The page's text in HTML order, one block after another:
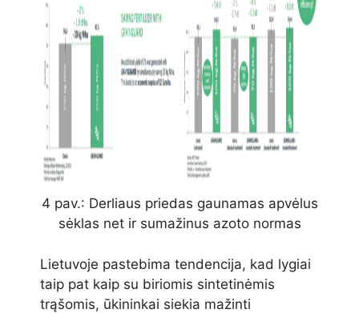
4 pav.: Derliaus priedas gaunamas apvėlus
sėklas net ir sumažinus azoto normas
Lietuvoje pastebima tendencija, kad lygiai
taip pat kaip su biriomis sintetinėmis
trąšomis, ūkininkai siekia mažinti